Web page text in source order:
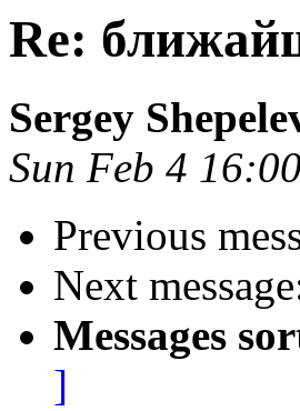
Re:
Sergey
Sun Feb 4
Previous
Next
Messages
]